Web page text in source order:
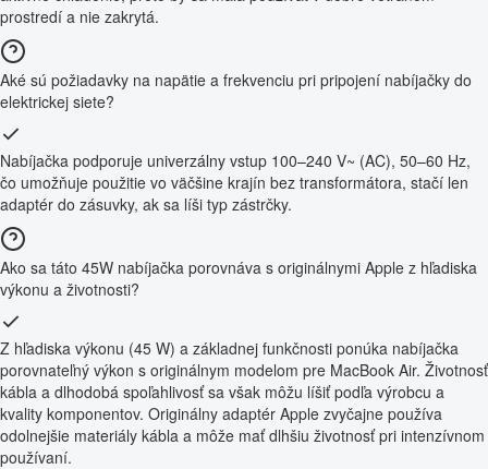
prostredí a nie zakrytá.
Aké sú požiadavky na napätie a frekvenciu pri pripojení nabíjačky do
elektrickej siete?
Nabíjačka podporuje univerzálny vstup 100–240 V~ (AC), 50–60 Hz,
čo umožňuje použitie vo väčšine krajín bez transformátora, stačí len
adaptér do zásuvky, ak sa líši typ zástrčky.
Ako sa táto 45W nabíjačka porovnáva s originálnymi Apple z hľadiska
výkonu a životnosti?
Z hľadiska výkonu (45 W) a základnej funkčnosti ponúka nabíjačka
porovnateľný výkon s originálnym modelom pre MacBook Air. Životnosť
kábla a dlhodobá spoľahlivosť sa však môžu líšiť podľa výrobcu a
kvality komponentov. Originálny adaptér Apple zvyčajne používa
odolnejšie materiály kábla a môže mať dlhšiu životnosť pri intenzívnom
používaní.